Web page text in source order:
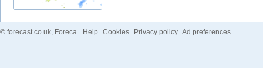
© forecast.co.uk , Foreca Help Cookies Privacy policy Ad preferences